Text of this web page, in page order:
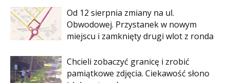
Od 12 sierpnia zmiany na ul.
Obwodowej. Przystanek w nowym
miejscu i zamknięty drugi wlot z ronda
Chcieli zobaczyć granicę i zrobić
pamiątkowe zdjęcia. Ciekawość słono